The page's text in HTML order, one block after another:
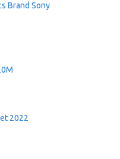
Brand Sony
2022